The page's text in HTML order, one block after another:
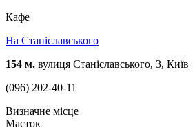
Кафе
На Станіславського
154 м. вулиця Станіславського, 3, Київ
(096) 202-40-11
Визначне місце
Маєток